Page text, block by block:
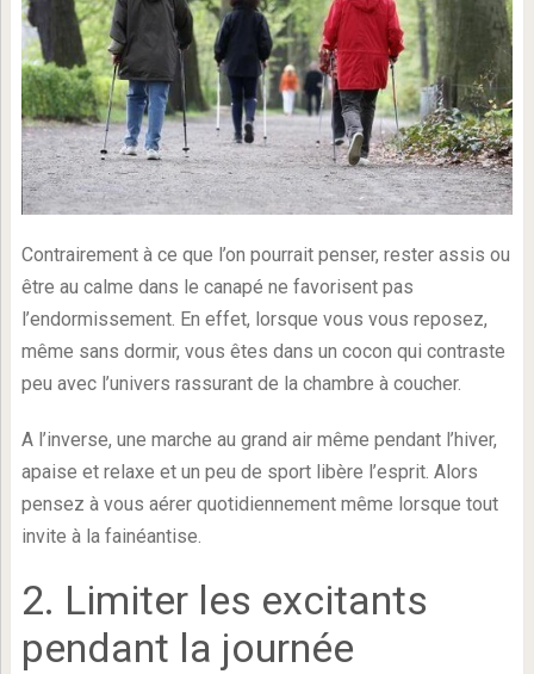
Contrairement à ce que l’on pourrait penser, rester assis ou
être au calme dans le canapé ne favorisent pas
l’endormissement. En effet, lorsque vous vous reposez,
même sans dormir, vous êtes dans un cocon qui contraste
peu avec l’univers rassurant de la chambre à coucher.
A l’inverse, une marche au grand air même pendant l’hiver,
apaise et relaxe et un peu de sport libère l’esprit. Alors
pensez à vous aérer quotidiennement même lorsque tout
invite à la fainéantise.
2. Limiter les excitants
pendant la journée